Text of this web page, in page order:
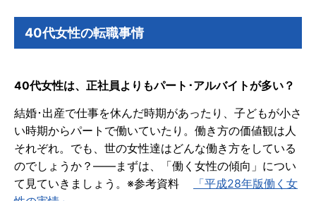
40代女性の転職事情
40代女性は、正社員よりもパート･アルバイトが多い？
結婚･出産で仕事を休んだ時期があったり、子どもが小さ
い時期からパートで働いていたり。働き方の価値観は人
それぞれ。でも、世の女性達はどんな働き方をしている
のでしょうか？――まずは、「働く女性の傾向」につい
て見ていきましょう。※参考資料
「平成28年版働く女